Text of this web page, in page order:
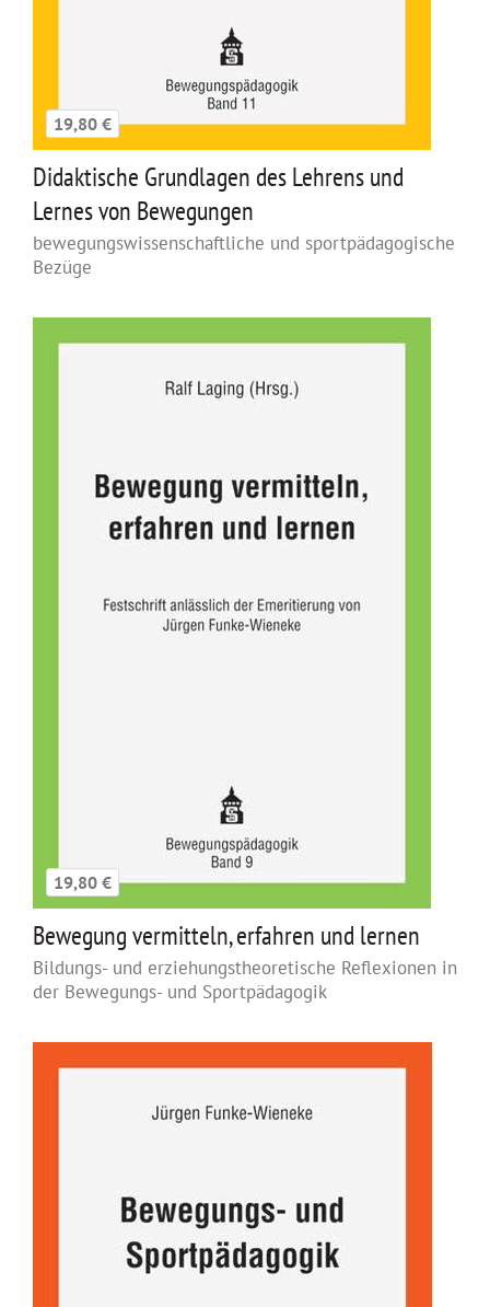
19,80 €
Didaktische Grundlagen des Lehrens und
Lernes von Bewegungen
bewegungswissenschaftliche und sportpädagogische
Bezüge
19,80 €
Bewegung vermitteln, erfahren und lernen
Bildungs- und erziehungstheoretische Reflexionen in
der Bewegungs- und Sportpädagogik